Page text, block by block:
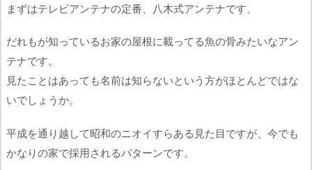
まずはテレビアンテナの定番、八木式アンテナです。
だれもが知っているお家の屋根に載ってる魚の骨みたいなアン
テナです。
見たことはあっても名前は知らないという方がほとんどではな
いでしょうか。
平成を通り越して昭和のニオイすらある見た目ですが、今でも
かなりの家で採用されるパターンです。